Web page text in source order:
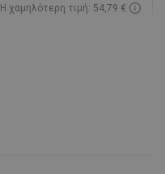
Η χαμηλότερη τιμή: 54,79 €